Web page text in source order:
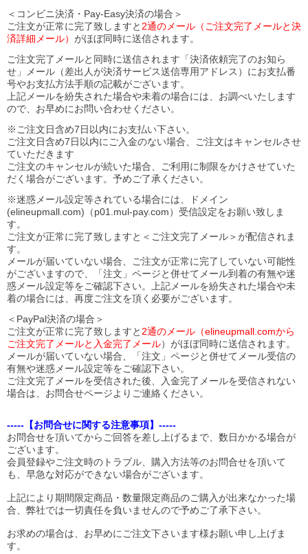
＜コンビニ決済・Pay-Easy決済の場合＞
ご注文が正常に完了致しますと 2通のメール（ご注文完了メールと決
済詳細メール） がほぼ同時に送信されます。
ご注文完了メールと同時に送信されます「決済依頼完了のお知ら
せ」メール（差出人が決済サービス送信専用アドレス）にお支払番
号やお支払方法手順の記載がございます。
上記メールを紛失された場合や未着の場合には、お調べいたします
ので、お早めにお問い合わせください。
※ご注文日含め7日以内にお支払い下さい。
ご注文日含め7日以内にご入金のない場合、ご注文はキャンセルさせ
ていただきます
ご注文のキャンセルが続いた場合、ご利用に制限をかけさせていた
だく場合がございます。予めご了承ください。
※迷惑メール設定等されている場合には、ドメイン
(elineupmall.com)（p01.mul-pay.com）受信設定をお願い致しま
す。
ご注文が正常に完了致しますと＜ご注文完了メール＞が配信されま
す。
メールが届いていない場合、ご注文が正常に完了していない可能性
がございますので、「注文」ページと併せてメール到着の有無や迷
惑メール設定等をご確認下さい。
上記メールを紛失された場合や未
着の場合には、再度ご注文を頂く必要がございます。
＜PayPal決済の場合＞
ご注文が正常に完了致しますと 2通のメール（elineupmall.comから
ご注文完了メールと入金完了メール）がほぼ同時に送信されます。
メールが届いていない場合、「注文」ページと併せてメール受信の
有無や迷惑メール設定等をご確認下さい。
ご注文完了メールを受信された後、入金完了メールを受信されない
場合は、お問合せページよりご連絡ください。
-----【お問合せに関する注意事項】-----
お問合せを頂いてからご回答を差し上げるまで、数日かかる場合が
ございます。
会員登録やご注文時のトラブル、購入方法等のお問合せを頂いて
も、早急な対応ができない場合がございます。
上記により期間限定商品・数量限定商品のご購入が出来なかった場
合、弊社では一切責任を負いませんので予めご了承下さい。
お求めの場合は、お早めにご注文下さいます様お願い申し上げま
す。